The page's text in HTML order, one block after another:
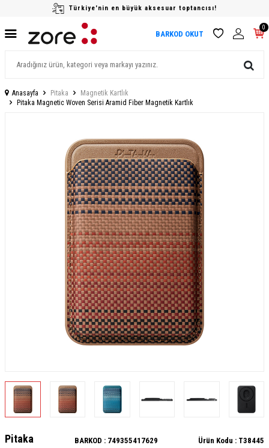
Türkiye'nin en büyük aksesuar toptancısı!
BARKOD OKUT
0
Anasayfa Pitaka
Magnetik Kartlık
Pitaka Magnetic Woven Serisi Aramid Fiber Magnetik Kartlık
Pitaka BARKOD : 749355417629 Ürün Kodu : T38445